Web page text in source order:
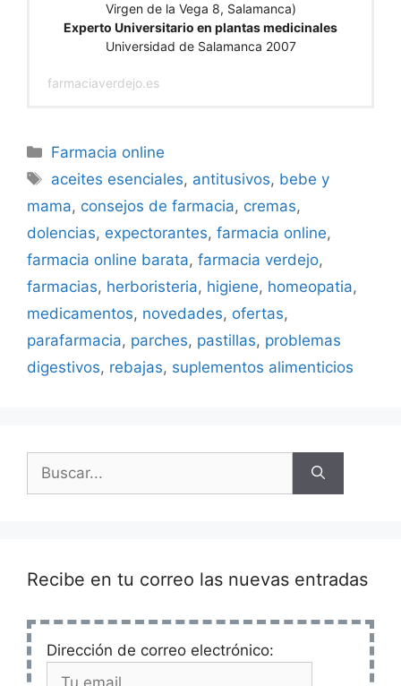
Virgen de la Vega 8, Salamanca)
Experto Universitario en plantas medicinales
Universidad de Salamanca 2007
farmaciaverdejo.es
Categorías
Farmacia online
Etiquetas
aceites esenciales, antitusivos, bebe y
mama, consejos de farmacia, cremas,
dolencias, expectorantes, farmacia online,
farmacia online barata, farmacia verdejo,
farmacias, herboristeria, higiene, homeopatia,
medicamentos, novedades, ofertas,
parafarmacia, parches, pastillas, problemas
digestivos, rebajas, suplementos alimenticios
Buscar:
Recibe en tu correo las nuevas entradas
Dirección de correo electrónico: